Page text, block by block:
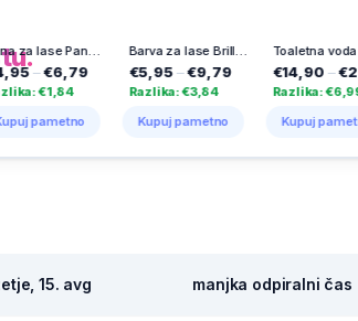
Pena za lase Pantene, Defined Curls, 200 ml Barva za lase Brillance, Autumn Red Brown 849
€5,95 €9,79
Razlika: €3,84
Kupuj pametno
Toaletna voda For Her, Tom Tailor, 30 ml
€14,90 –€21,89
Razlika: €6,99
Kupuj pametno
15. avg manjka odpiralni čas